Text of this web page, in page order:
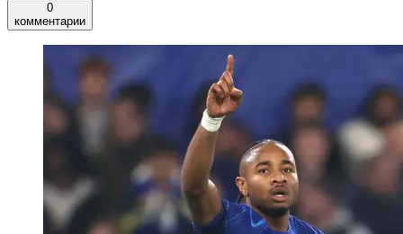
0
комментарии